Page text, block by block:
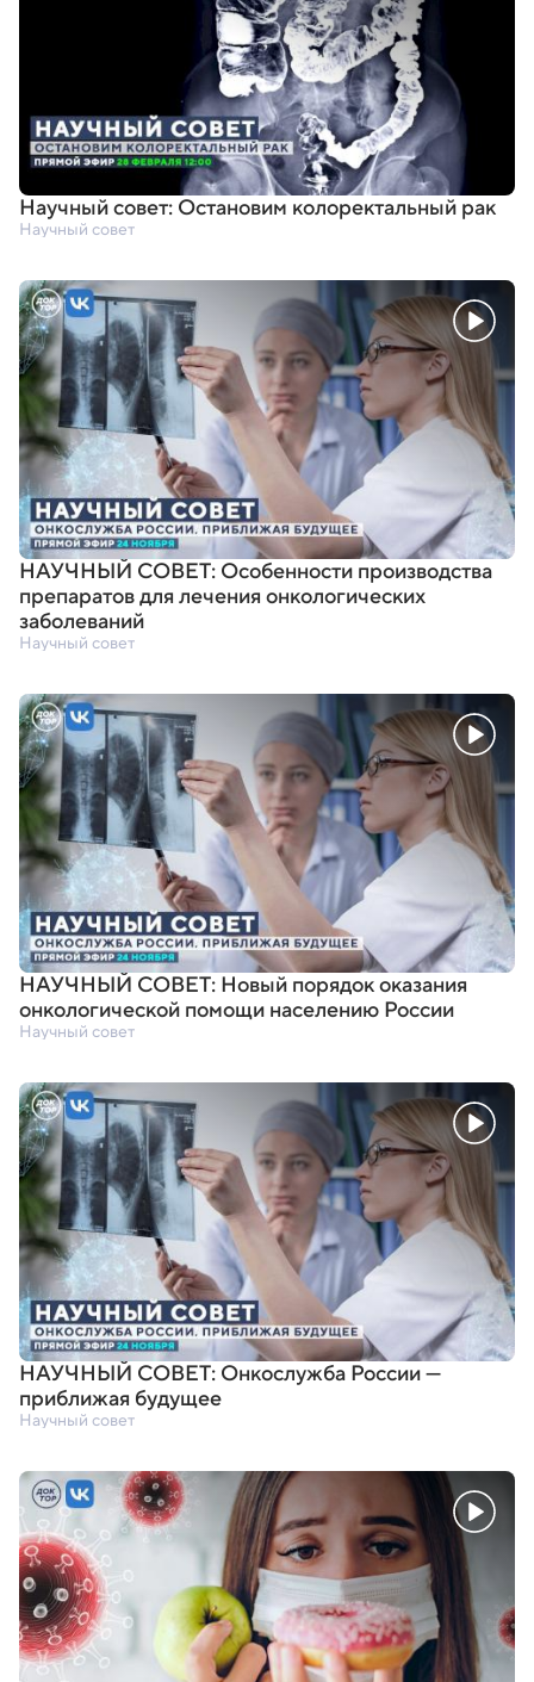
Научный совет: Остановим колоректальный рак
Научный совет
НАУЧНЫЙ СОВЕТ: Особенности производства
препаратов для лечения онкологических
заболеваний
Научный совет
НАУЧНЫЙ СОВЕТ: Новый порядок оказания
онкологической помощи населению России
Научный совет
НАУЧНЫЙ СОВЕТ: Онкослужба России —
приближая будущее
Научный совет